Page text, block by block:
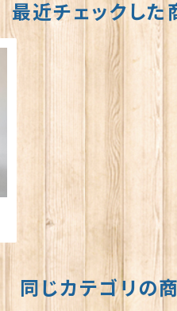
最近チェックした
同じカテゴリの